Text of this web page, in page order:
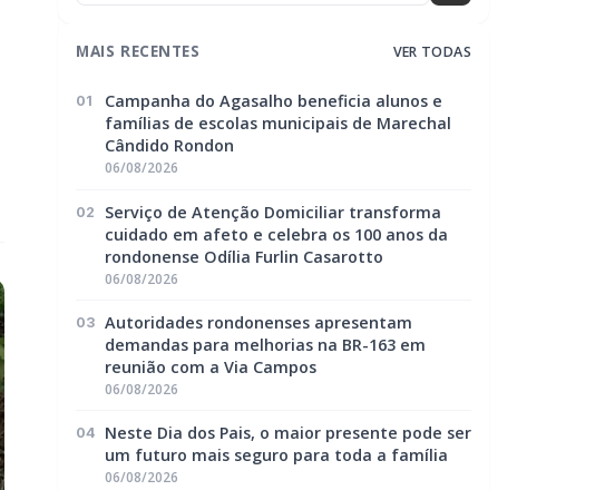
MAIS RECENTES VER TODAS
01
Campanha do Agasalho beneficia alunos e
famílias de escolas municipais de Marechal
Cândido Rondon
06/08/2026
02
Serviço de Atenção Domiciliar transforma
cuidado em afeto e celebra os 100 anos da
rondonense Odília Furlin Casarotto
06/08/2026
03 Autoridades rondonenses apresentam
demandas para melhorias na BR-163 em
reunião com a Via Campos
06/08/2026
04
Neste Dia dos Pais, o maior presente pode ser
um futuro mais seguro para toda a família
06/08/2026